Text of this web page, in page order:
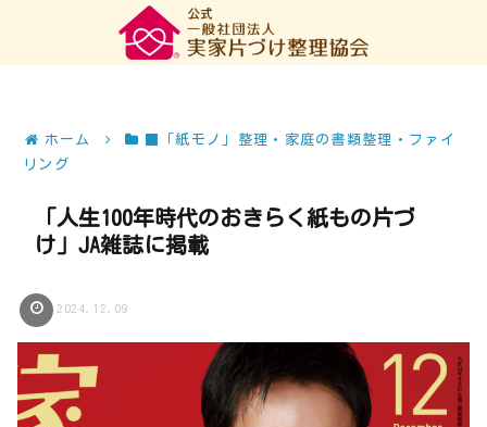
ホーム
■「紙モノ」整理・家庭の書類整理・ファイ
リング
「人生100年時代のおきらく紙もの片づ
け」JA雑誌に掲載
2024.12.09